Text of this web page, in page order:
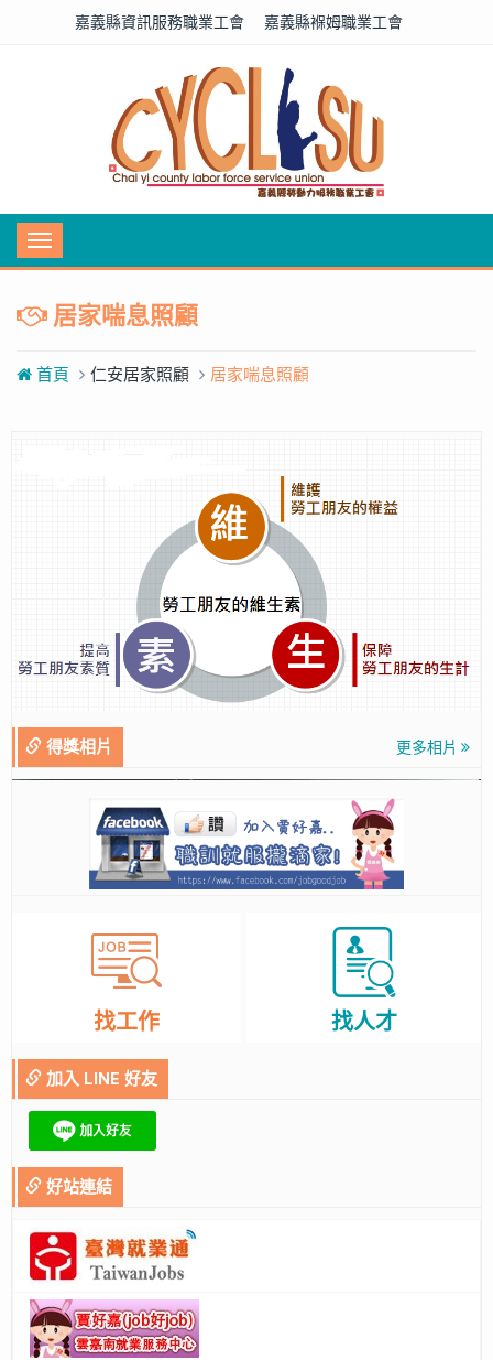
嘉義縣資訊服務職業工會 嘉義縣褓姆職業工會
Toggle
navigation
居家喘息照顧
首頁 仁安居家照顧 居家喘息照顧
得獎相片 更多相片
找工作 找人才
加入 LINE 好友
好站連結